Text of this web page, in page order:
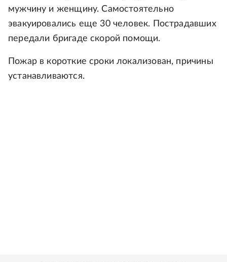
мужчину и женщину. Самостоятельно
эвакуировались еще 30 человек. Пострадавших
передали бригаде скорой помощи.
Пожар в короткие сроки локализован, причины
устанавливаются.